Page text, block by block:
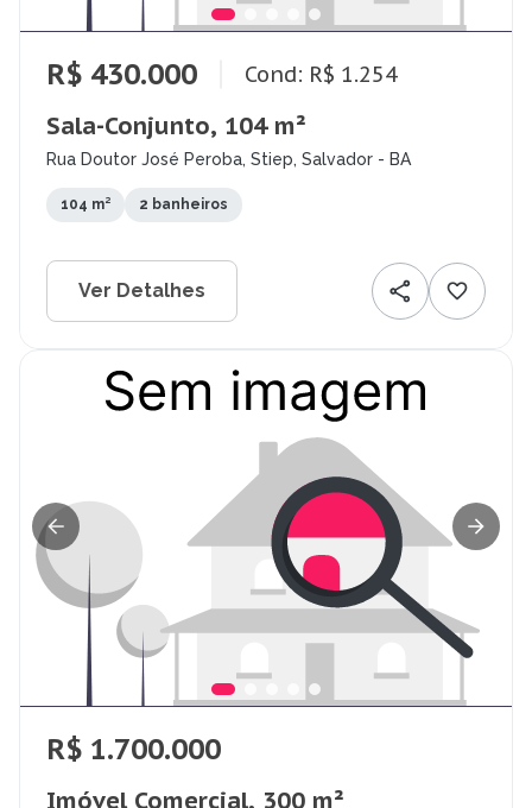
R$ 430.000 Cond: R$ 1.254
Sala-Conjunto, 104 m²
Rua Doutor José Peroba, Stiep, Salvador - BA
104 m² 2 banheiros
Ver Detalhes
R$ 1.700.000
Imóvel Comercial, 300 m²